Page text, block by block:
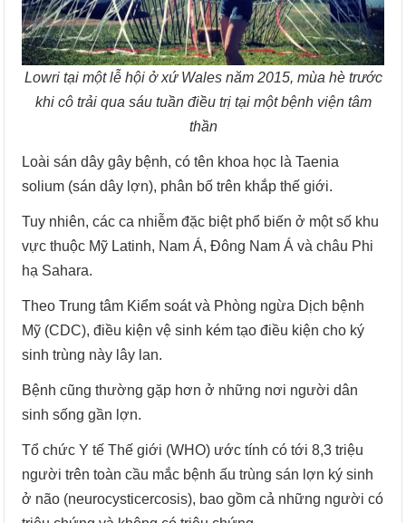
Lowri tại một lễ hội ở xứ Wales năm 2015, mùa hè trước
khi cô trải qua sáu tuần điều trị tại một bệnh viện tâm
thần
Loài sán dây gây bệnh, có tên khoa học là Taenia
solium (sán dây lợn), phân bố trên khắp thế giới.
Tuy nhiên, các ca nhiễm đặc biệt phổ biến ở một số khu
vực thuộc Mỹ Latinh, Nam Á, Đông Nam Á và châu Phi
hạ Sahara.
Theo Trung tâm Kiểm soát và Phòng ngừa Dịch bệnh
Mỹ (CDC), điều kiện vệ sinh kém tạo điều kiện cho ký
sinh trùng này lây lan.
Bệnh cũng thường gặp hơn ở những nơi người dân
sinh sống gần lợn.
Tổ chức Y tế Thế giới (WHO) ước tính có tới 8,3 triệu
người trên toàn cầu mắc bệnh ấu trùng sán lợn ký sinh
ở não (neurocysticercosis), bao gồm cả những người có